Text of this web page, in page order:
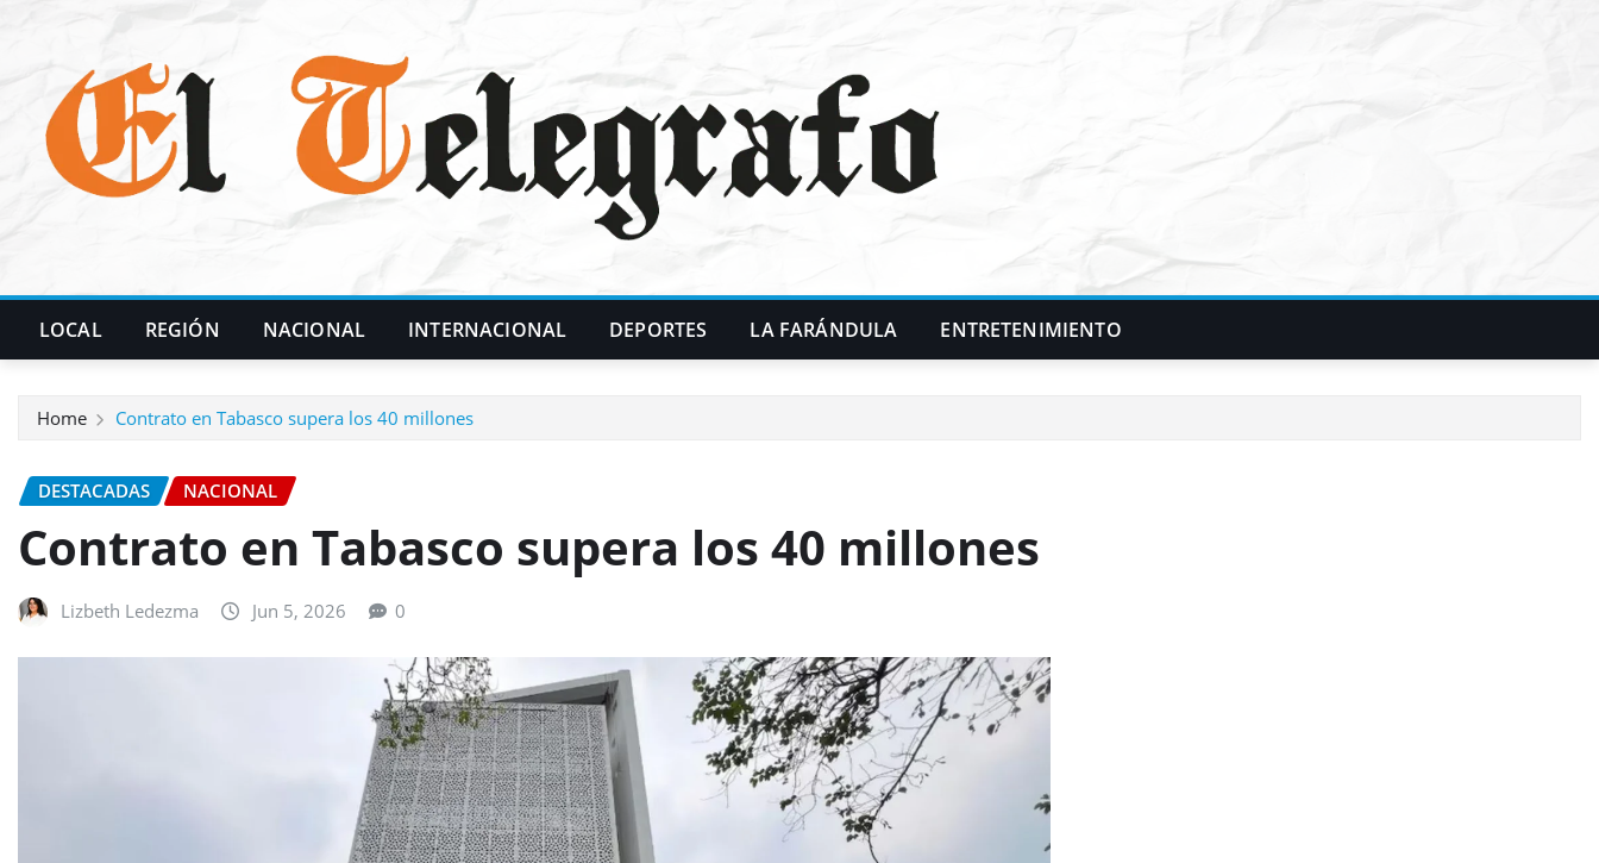
LOCAL REGIÓN NACIONAL INTERNACIONAL DEPORTES LA FARÁNDULA ENTRETENIMIENTO
Home Contrato en Tabasco supera los 40 millones
DESTACADAS NACIONAL
Contrato en Tabasco supera los 40 millones
Lizbeth Ledezma Jun 5, 2026 0